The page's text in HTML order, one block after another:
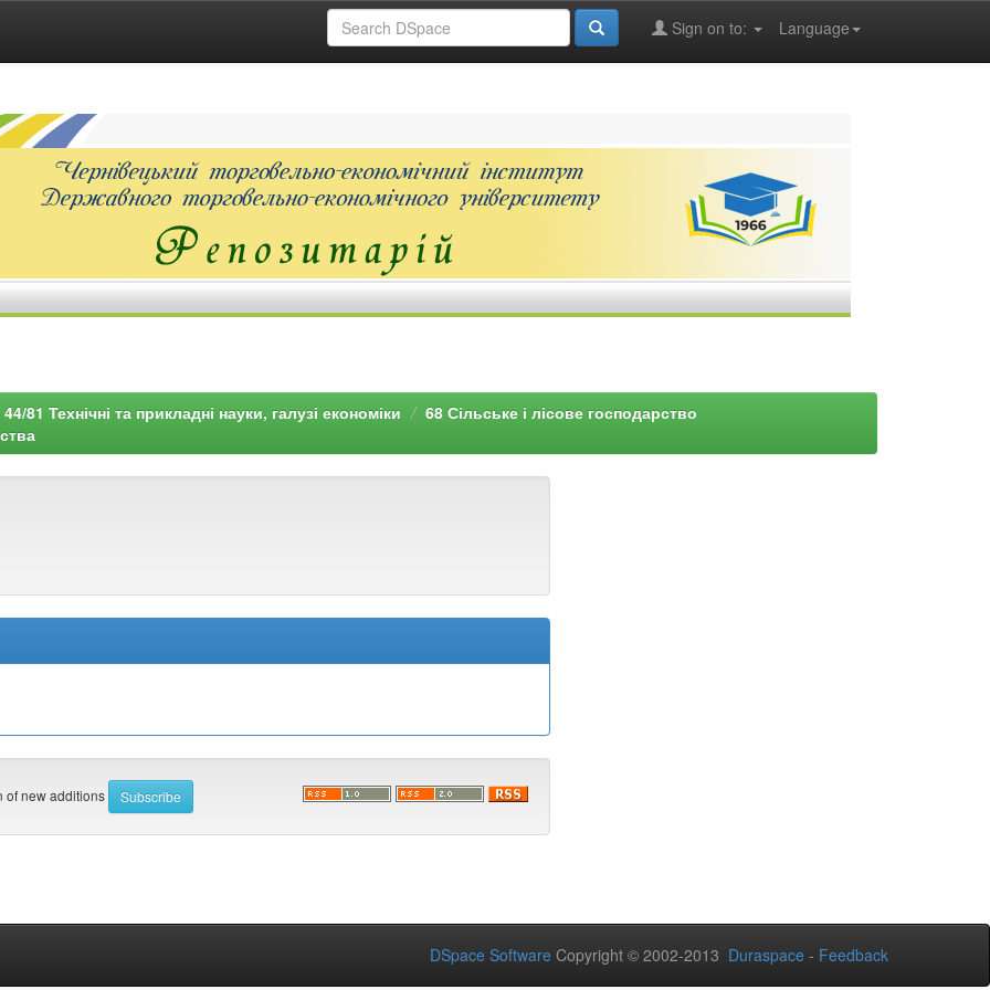
Language
Sign on to:
44/81 Технічні та прикладні науки, галузі економіки
68 Сільське і лісове господарство
of new additions
DSpace Software Copyright © 2002-2013 Duraspace - Feedback